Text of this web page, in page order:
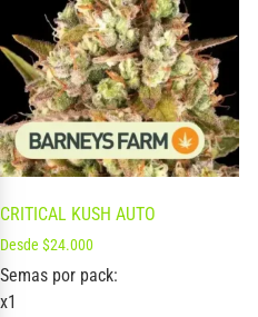
CRITICAL KUSH AUTO
Desde $24.000
Semas por pack:
x1